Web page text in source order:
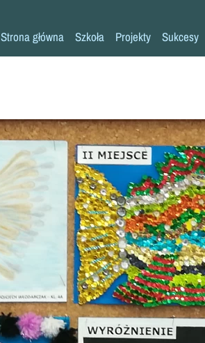
Strona główna Szkoła
Historia szkoły
Pedagog
Pielęgniarka
Rada rodziców
Biblioteka
Stołówka
Świetlica
Kronika
Projekty Sukcesy